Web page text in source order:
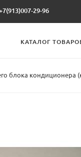
29-96
КАТАЛОГ
блока кондиционера